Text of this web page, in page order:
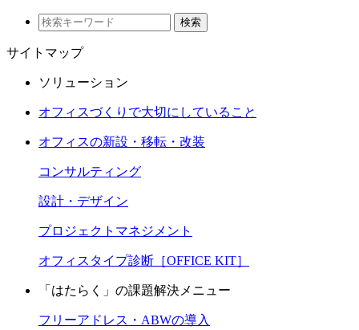
検索
サイトマップ
ソリューション
オフィスづくりで大切にしていること
オフィスの新設・移転・改装
コンサルティング
設計・デザイン
プロジェクトマネジメント
オフィスタイプ診断［OFFICE KIT］
「はたらく」の課題解決メニュー
フリーアドレス・ABWの導入